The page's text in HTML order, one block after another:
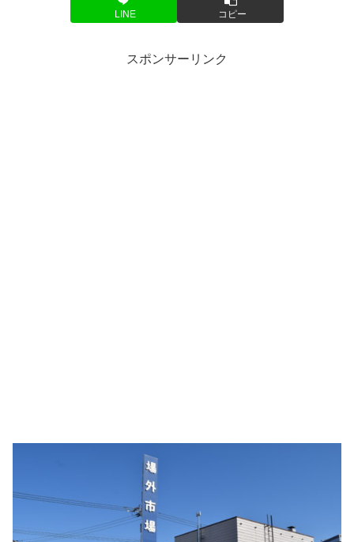
LINE コピー
スポンサーリンク